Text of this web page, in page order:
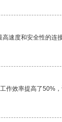
速度和安全性的连
作效率提高了50%